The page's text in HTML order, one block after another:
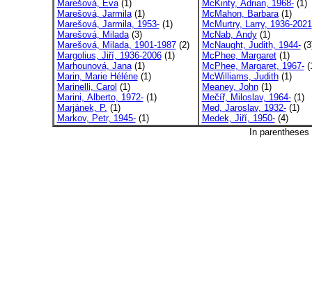
Marešová, Eva(1)
Marešová, Jarmila(1)
Marešová, Jarmila, 1953-(1)
Marešová, Milada(3)
Marešová, Milada, 1901-1987(2)
Margolius, Jiří, 1936-2006(1)
Marhounová, Jana(1)
Marin, Marie Héléne(1)
Marinelli, Carol (1)
Marini, Alberto, 1972-(1)
Marjánek, P. (1)
Markov, Petr, 1945-(1)
McKinty, Adrian, 1968-(1)
McMahon, Barbara(1)
McMurtry, Larry, 1936-2021
McNab, Andy(1)
McNaught, Judith, 1944-
McPhee, Margaret(1)
McPhee, Margaret, 1967-
McWilliams, Judith(1)
Meaney, John(1)
Mečíř, Miloslav, 1964-(1)
Med, Jaroslav, 1932-(1)
Medek, Jiří, 1950-(4)
In